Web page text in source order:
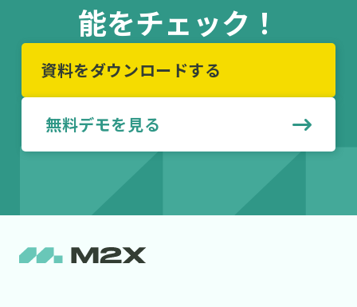
能をチェック！
資料をダウンロードする
無料デモを見る